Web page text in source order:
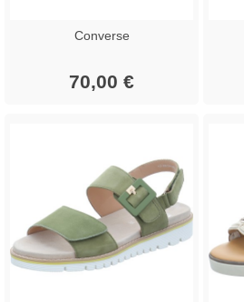
Converse
70,00 €